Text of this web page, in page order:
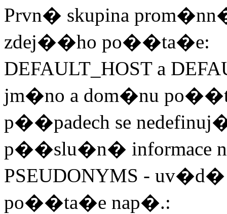
Prvn� skupina
zdej��ho po��ta�e:
DEFAULT_HOST a
jm�no a dom�nu
p��padech se nedefinuj�
p��slu�n� informace
PSEUDONYMS -
po��ta�e nap�.: